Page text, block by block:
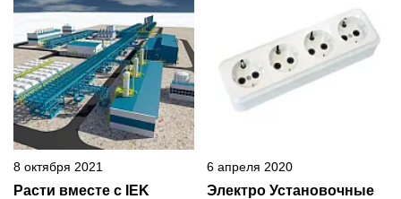
8 октября 2021
Расти вместе с IEK
6 апреля 2020
Электро Установочные